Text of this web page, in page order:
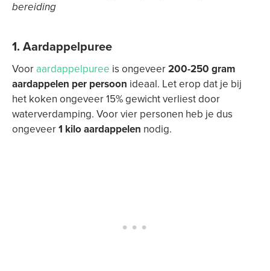
bereiding
1. Aardappelpuree
Voor aardappelpuree is ongeveer200-250 gram
aardappelen per persoon ideaal. Let erop dat je bij
het koken ongeveer 15% gewicht verliest door
waterverdamping. Voor vier personen heb je dus
ongeveer1 kilo aardappelen nodig.